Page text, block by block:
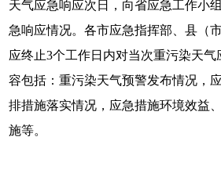
天气应急响应次日，向省应急工作小
急响应情况。各市应急指挥部、县（
应终止3个工作日内对当次重污染天
容包括：重污染天气预警发布情况，
排措施落实情况，应急措施环境效益
施等。